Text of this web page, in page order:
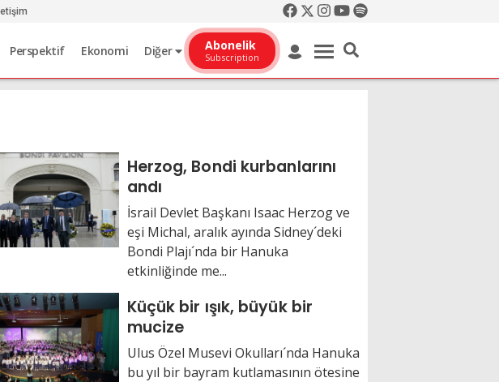
Perspektif Ekonomi Diğer Abonelik
Subscription
Herzog, Bondi kurbanlarını
andı
İsrail Devlet Başkanı Isaac Herzog ve
eşi Michal, aralık ayında Sidney´deki
Bondi Plajı´nda bir Hanuka
etkinliğinde me...
Küçük bir ışık, büyük bir
mucize
Ulus Özel Musevi Okulları´nda Hanuka
bu yıl bir bayram kutlamasının ötesine